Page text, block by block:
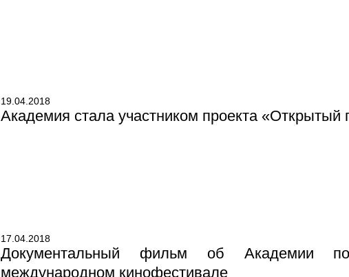
19.04.2018
Академия стала участником проекта «Открытый
17.04.2018
Документальный фильм об Академии
международном кинофестивале